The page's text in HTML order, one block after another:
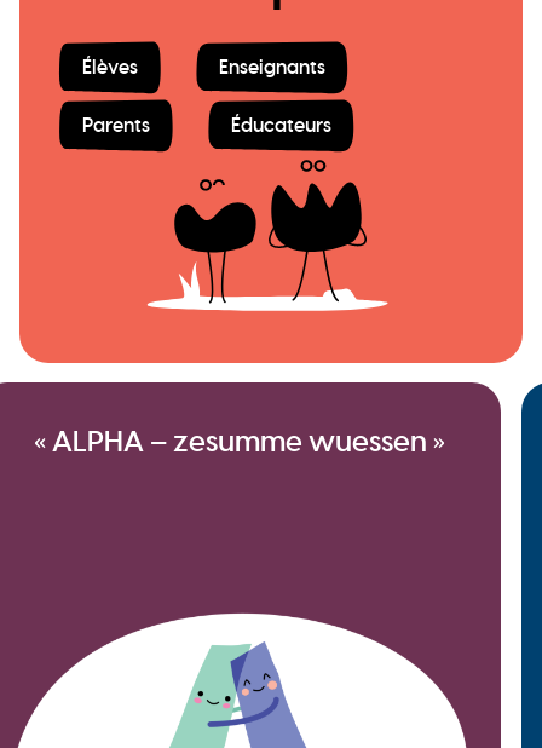
Élèves Enseignants
Parents Éducateurs
« ALPHA – zesumme wuessen »